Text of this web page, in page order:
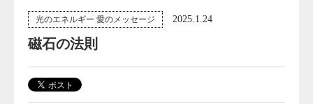
光のエネルギー 愛のメッセージ 2025.1.24
磁石の法則